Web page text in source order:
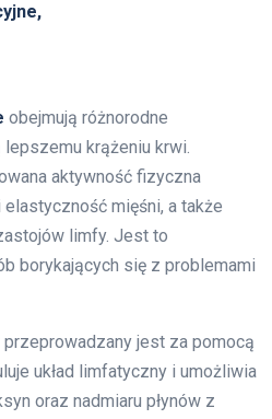
obejmują różnorodne
krążeniu krwi.
aktywność fizyczna
elastyczność mięśni, a także
limfy. Jest to
borykających się z problemami
przeprowadzany jest za pomocą
układ limfatyczny i umożliwia
oraz nadmiaru płynów z